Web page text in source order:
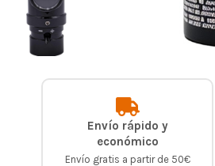
Envío rápido y
económico
Envío gratis a partir de 50€